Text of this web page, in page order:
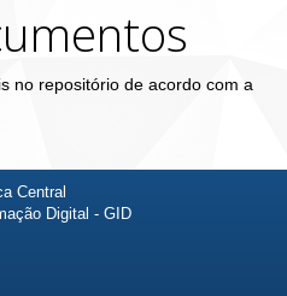
no repositório de acordo com a
Central
Digital - GID